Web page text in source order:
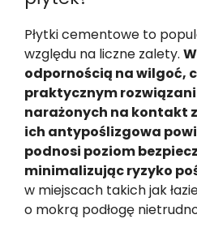
Płytki cementowe to
względu na liczne zalety.
odpornością na wilgoć,
praktycznym
narażonych na kontakt
ich antypoślizgowa
podnosi poziom
minimalizując ryzyko
w miejscach takich jak
o mokrą podłogę